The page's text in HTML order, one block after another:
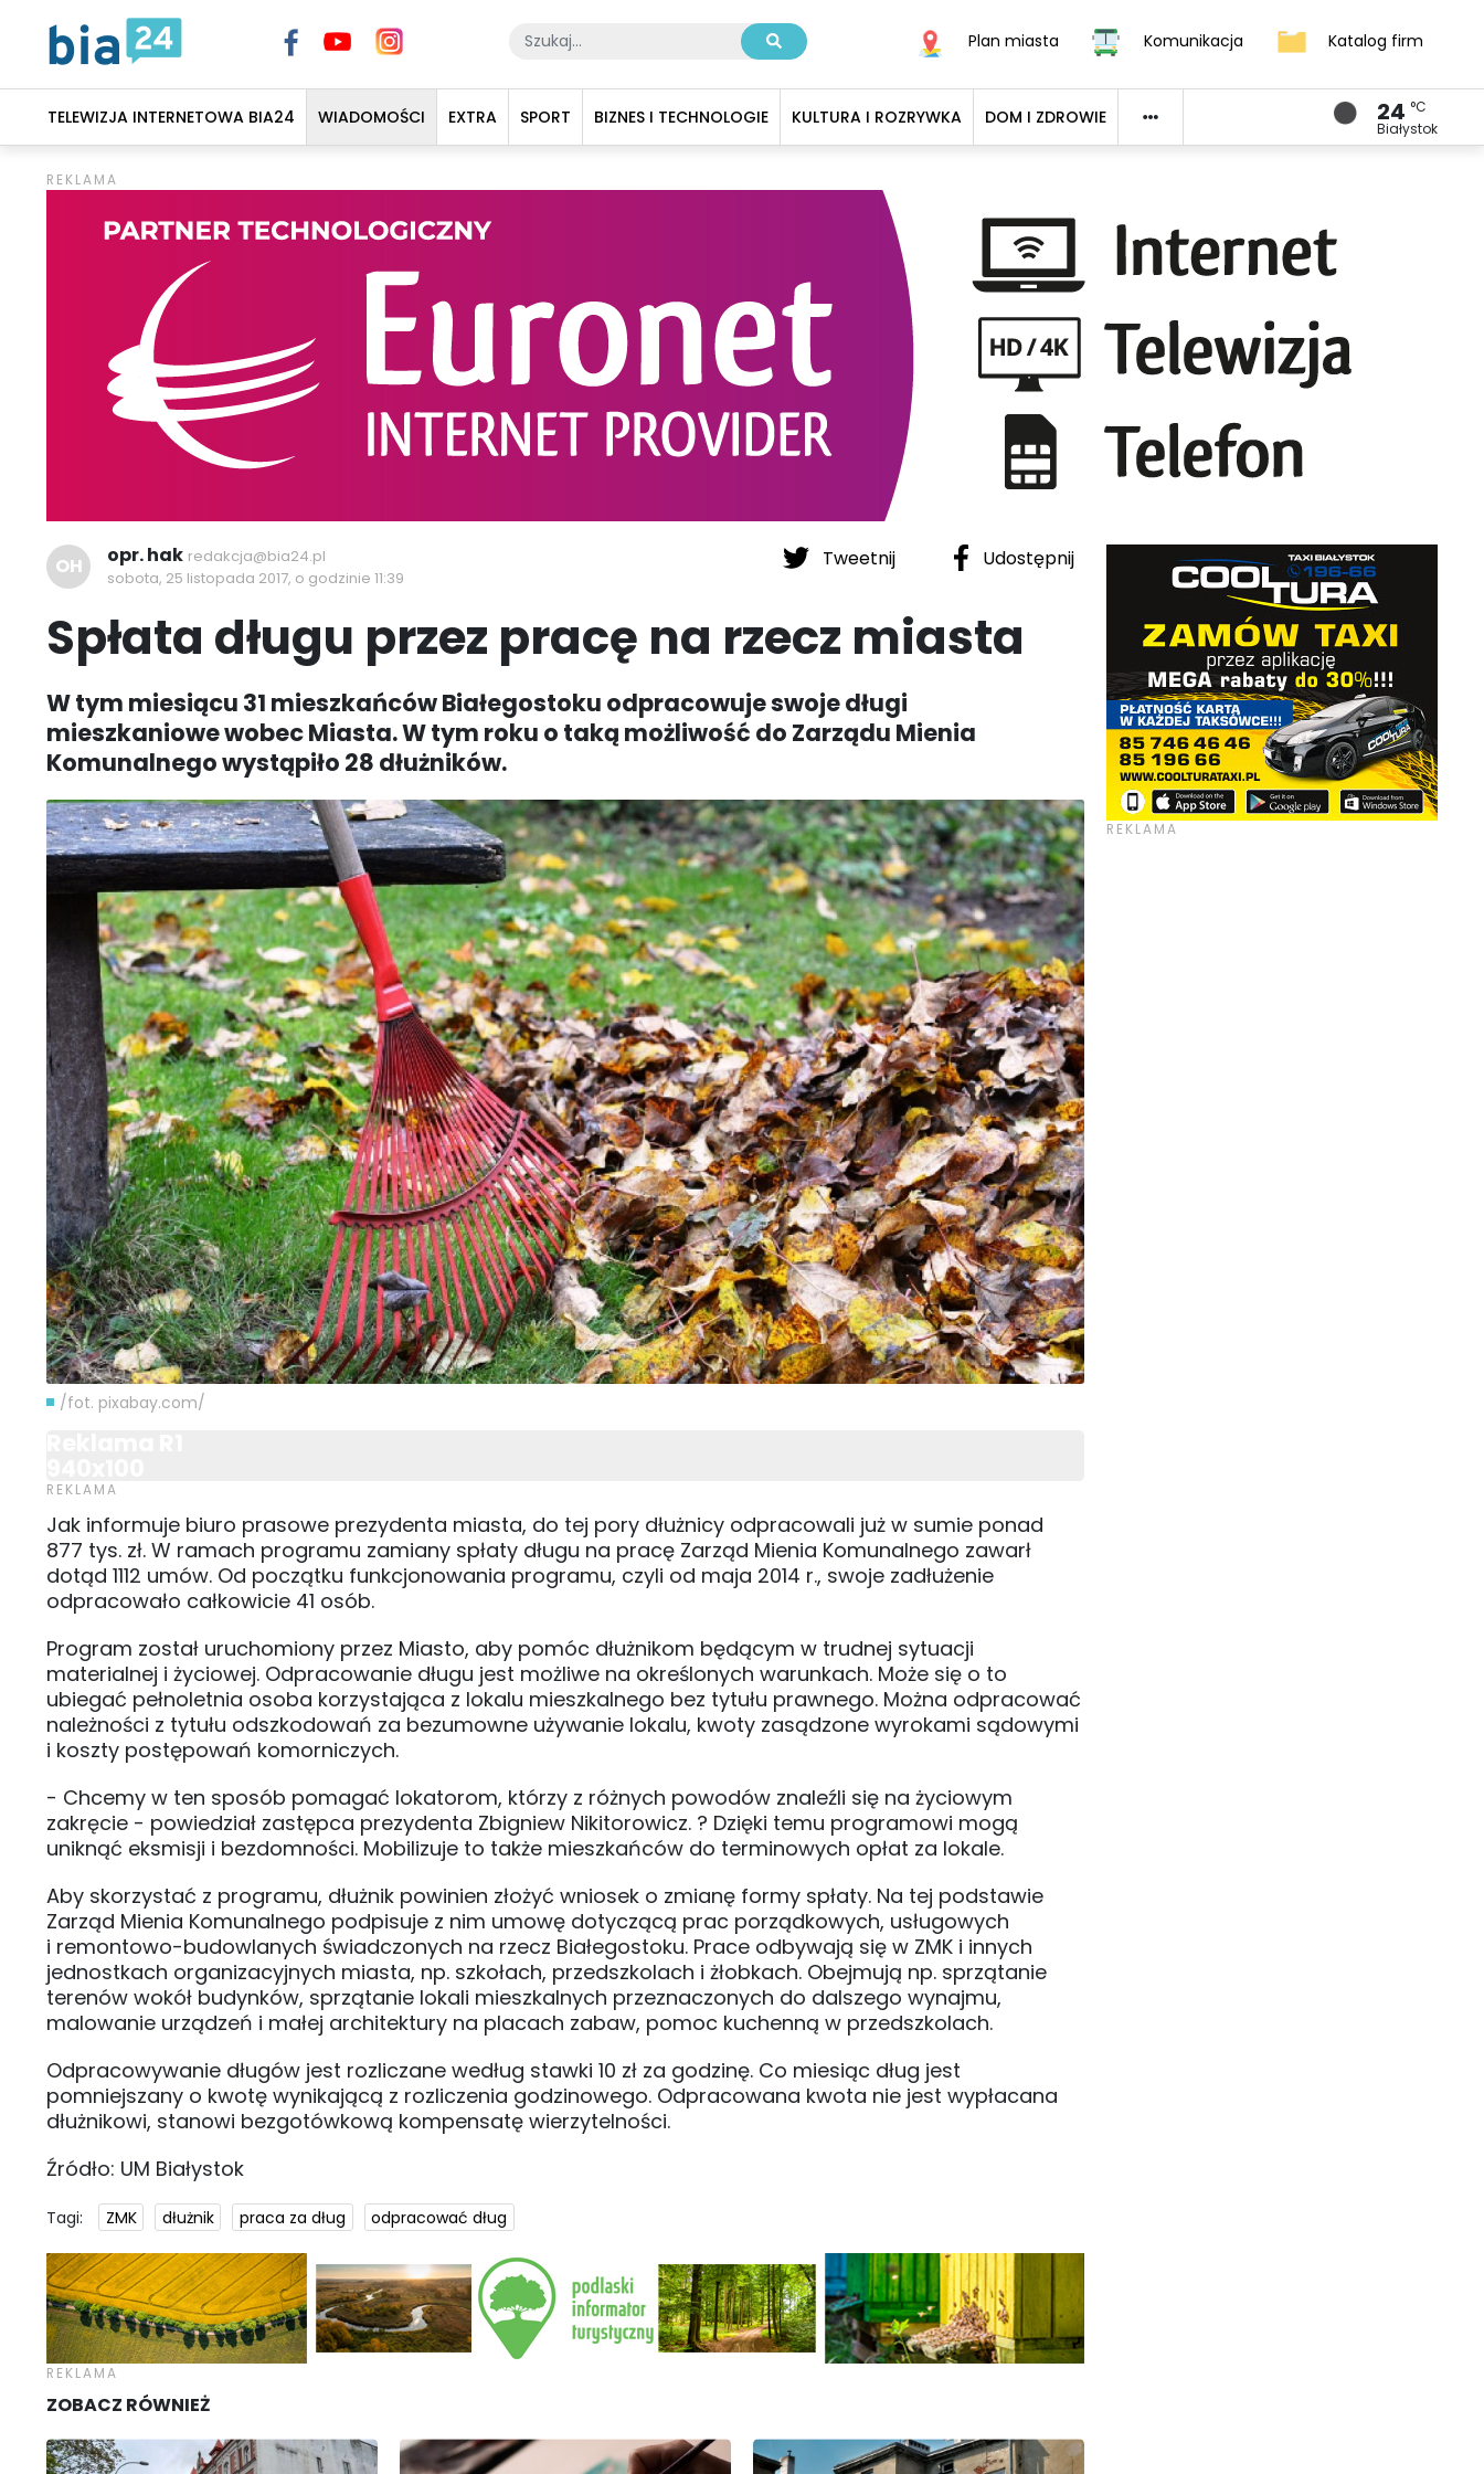
Plan miasta Komunikacja Katalog firm
TELEWIZJA INTERNETOWA BIA24 WIADOMOŚCI EXTRA SPORT BIZNES I TECHNOLOGIE KULTURA I ROZRYWKA DOM I ZDROWIE 24 °C
Białystok
Tweetnij Udostępnij
OH opr. hak redakcja@bia24.pl
sobota, 25 listopada 2017, o godzinie 11:39
Spłata długu przez pracę na rzecz miasta
W tym miesiącu 31 mieszkańców Białegostoku odpracowuje swoje długi
mieszkaniowe wobec Miasta. W tym roku o taką możliwość do Zarządu Mienia
Komunalnego wystąpiło 28 dłużników.
/fot. pixabay.com/
Jak informuje biuro prasowe prezydenta miasta, do tej pory dłużnicy odpracowali już w sumie ponad
877 tys. zł. W ramach programu zamiany spłaty długu na pracę Zarząd Mienia Komunalnego zawarł
dotąd 1112 umów. Od początku funkcjonowania programu, czyli od maja 2014 r., swoje zadłużenie
odpracowało całkowicie 41 osób.
Program został uruchomiony przez Miasto, aby pomóc dłużnikom będącym w trudnej sytuacji
materialnej i życiowej. Odpracowanie długu jest możliwe na określonych warunkach. Może się o to
ubiegać pełnoletnia osoba korzystająca z lokalu mieszkalnego bez tytułu prawnego. Można odpracować
należności z tytułu odszkodowań za bezumowne używanie lokalu, kwoty zasądzone wyrokami sądowymi
i koszty postępowań komorniczych.
- Chcemy w ten sposób pomagać lokatorom, którzy z różnych powodów znaleźli się na życiowym
zakręcie - powiedział zastępca prezydenta Zbigniew Nikitorowicz. ? Dzięki temu programowi mogą
uniknąć eksmisji i bezdomności. Mobilizuje to także mieszkańców do terminowych opłat za lokale.
Aby skorzystać z programu, dłużnik powinien złożyć wniosek o zmianę formy spłaty. Na tej podstawie
Zarząd Mienia Komunalnego podpisuje z nim umowę dotyczącą prac porządkowych, usługowych
i remontowo-budowlanych świadczonych na rzecz Białegostoku. Prace odbywają się w ZMK i innych
jednostkach organizacyjnych miasta, np. szkołach, przedszkolach i żłobkach. Obejmują np. sprzątanie
terenów wokół budynków, sprzątanie lokali mieszkalnych przeznaczonych do dalszego wynajmu,
malowanie urządzeń i małej architektury na placach zabaw, pomoc kuchenną w przedszkolach.
Odpracowywanie długów jest rozliczane według stawki 10 zł za godzinę. Co miesiąc dług jest
pomniejszany o kwotę wynikającą z rozliczenia godzinowego. Odpracowana kwota nie jest wypłacana
dłużnikowi, stanowi bezgotówkową kompensatę wierzytelności.
Źródło: UM Białystok
Tagi: ZMK dłużnik praca za dług odpracować dług
ZOBACZ RÓWNIEŻ